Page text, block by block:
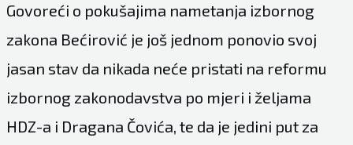
Govoreći o pokušajima nametanja izbornog
zakona Bećirović je još jednom ponovio svoj
jasan stav da nikada neće pristati na reformu
izbornog zakonodavstva po mjeri i željama
HDZ-a i Dragana Čovića, te da je jedini put za